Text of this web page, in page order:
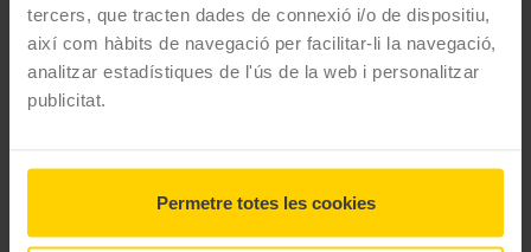
tercers, que tracten dades de connexió i/o de dispositiu,
així com hàbits de navegació per facilitar-li la navegació,
analitzar estadístiques de l'ús de la web i personalitzar
publicitat.
Permetre totes les cookies
Marca
Goodyear
Estiu